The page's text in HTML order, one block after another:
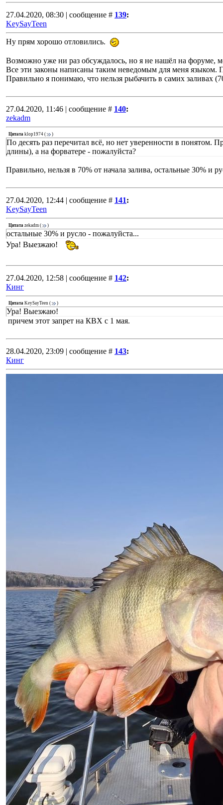
27.04.2020, 08:30 | сообщение # 139:
KeySayTeen
Ну прям хорошо отловились.
Возможно уже ни раз обсуждалось, но я не нашёл на
Все эти законы написаны таким неведомым для меня языком.
Правильно я понимаю, что нельзя рыбачить в самих заливах
27.04.2020, 11:46 | сообщение # 140:
zekadm
Цитата klop1974 ( )
По десять раз перечитал всё, но нет уверенности в понятом.
длины), а на форватере - пожалуйста?
Правильно, нельзя в 70% от начала залива, остальные 30% и
27.04.2020, 12:44 | сообщение # 141:
KeySayTeen
Цитата zekadm ( )
остальные 30% и русло - пожалуйста...
Ура! Выезжаю!
27.04.2020, 12:58 | сообщение # 142:
Кинг
Цитата KeySayTeen ( )
Ура! Выезжаю!
причем этот запрет на КВХ с 1 мая.
28.04.2020, 23:09 | сообщение # 143:
Кинг